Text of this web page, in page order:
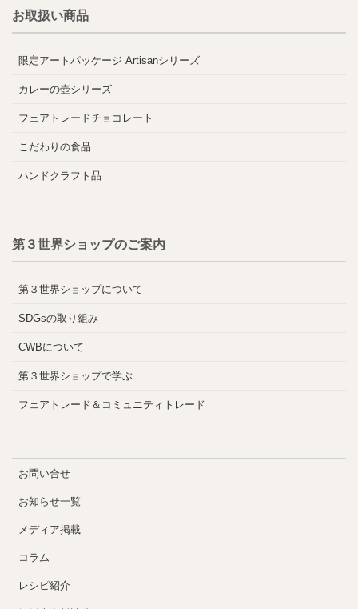
お取扱い商品
限定アートパッケージ Artisanシリーズ
カレーの壺シリーズ
フェアトレードチョコレート
こだわりの食品
ハンドクラフト品
第３世界ショップのご案内
第３世界ショップについて
SDGsの取り組み
CWBについて
第３世界ショップで学ぶ
フェアトレード＆コミュニティトレード
お問い合せ
お知らせ一覧
メディア掲載
コラム
レシピ紹介